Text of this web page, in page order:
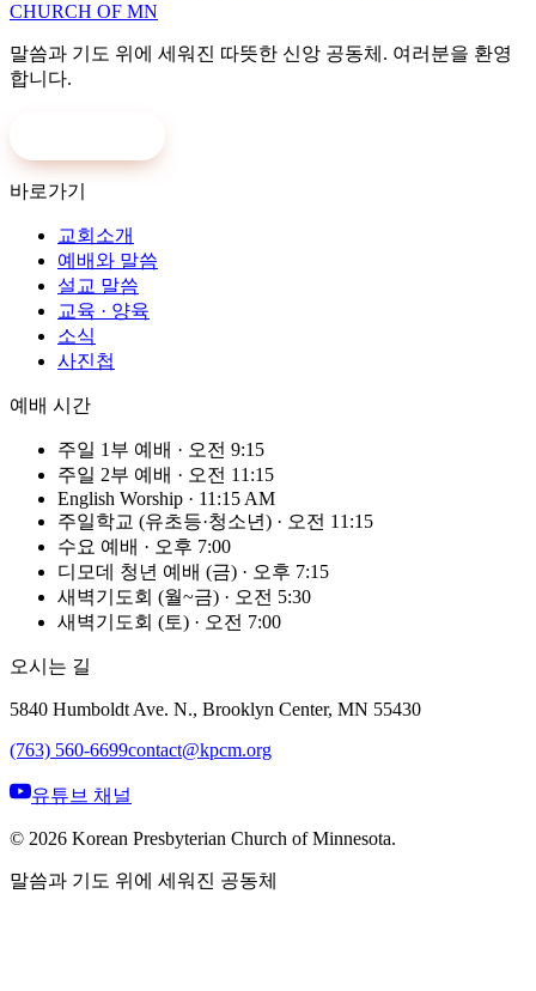
CHURCH OF MN
말씀과 기도 위에 세워진 따뜻한 신앙 공동체. 여러분을 환영
합니다.
바로가기
교회소개
예배와 말씀
설교 말씀
교육 · 양육
소식
사진첩
예배 시간
주일 1부 예배 · 오전 9:15
주일 2부 예배 · 오전 11:15
English Worship · 11:15 AM
주일학교 (유초등·청소년) · 오전 11:15
수요 예배 · 오후 7:00
디모데 청년 예배 (금) · 오후 7:15
새벽기도회 (월~금) · 오전 5:30
새벽기도회 (토) · 오전 7:00
오시는 길
5840 Humboldt Ave. N., Brooklyn Center, MN 55430
(763) 560-6699contact@kpcm.org
유튜브 채널
© 2026 Korean Presbyterian Church of Minnesota.
말씀과 기도 위에 세워진 공동체